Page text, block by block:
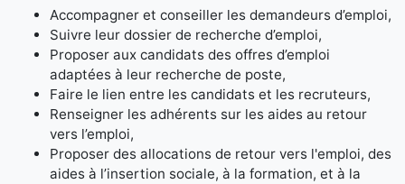
Accompagner et conseiller les demandeurs d’emploi,
Suivre leur dossier de recherche d’emploi,
Proposer aux candidats des offres d’emploi
adaptées à leur recherche de poste,
Faire le lien entre les candidats et les recruteurs,
Renseigner les adhérents sur les aides au retour
vers l’emploi,
Proposer des allocations de retour vers l'emploi, des
aides à l’insertion sociale, à la formation, et à la